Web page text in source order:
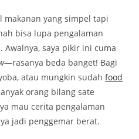
makanan yang simpel tapi
bisa lupa pengalaman
. Awalnya, saya pikir ini cuma
—rasanya beda banget! Bagi
atau mungkin sudahfood
orang bilang sate
mau cerita pengalaman
jadi penggemar berat.